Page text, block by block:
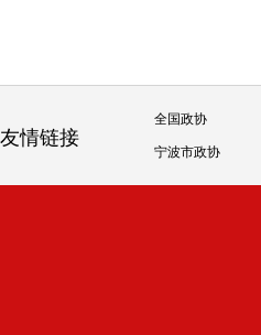
友情链接
全国政协
宁波市政协